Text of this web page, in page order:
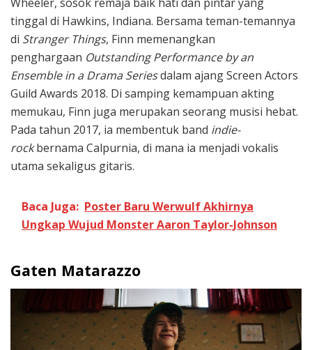
Wheeler, sosok remaja baik hati dan pintar yang
tinggal di Hawkins, Indiana. Bersama teman-temannya
di Stranger Things, Finn memenangkan
penghargaan Outstanding Performance by an
Ensemble in a Drama Seriesdalam ajang Screen Actors
Guild Awards 2018. Di samping kemampuan akting
memukau, Finn juga merupakan seorang musisi hebat.
Pada tahun 2017, ia membentuk band indie-
rockbernama Calpurnia, di mana ia menjadi vokalis
utama sekaligus gitaris.
Baca Juga: Poster Baru Werwulf Akhirnya
Ungkap Wujud Monster Aaron Taylor-Johnson
Gaten Matarazzo